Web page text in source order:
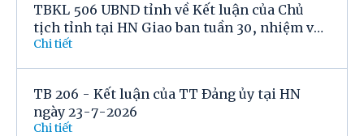
TBKL 506 UBND tỉnh về Kết luận của Chủ
tịch tỉnh tại HN Giao ban tuần 30, nhiệm vụ
trọng tâm tuần 31
Chi tiết
TB 206 - Kết luận của TT Đảng ủy tại HN
ngày 23-7-2026
Chi tiết